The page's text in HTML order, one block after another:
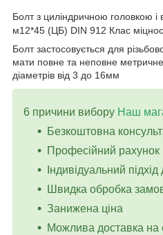
Болт з циліндричною головкою і
м12*45 (ЦБ) DIN 912 Клас
Болт застосовується для
мати повне та неповне метричне
діаметрів від 3 до 16мм
6 причини вибору Наш
Безкоштовна
Професійний рахунок
Індивідуальний
Швидка обробка
Занижена ціна
Можлива доставка на